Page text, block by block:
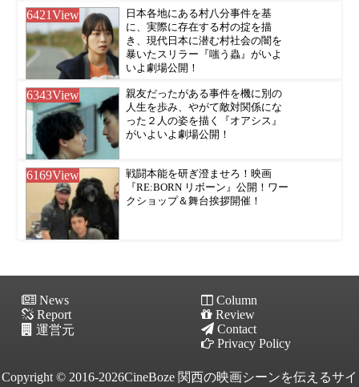
6421View
日本各地にある村八分事件を基
に、実際に存在する村の掟を描
き、現代日本に潜む村社会の闇を
暴いたスリラー『嗤う蟲』がいよ
いよ劇場公開！
6343View
親友だったがある事件を機に別の
人生を歩み、やがて敵対関係にな
った２人の姿を描く『オアシス』
がいよいよ劇場公開！
6169View
戦闘本能を研ぎ澄ませろ！映画
『RE:BORN リボーン』公開！ワー
クショップ＆舞台挨拶開催！
News
Column
Report
Review
運営元
Contact
Privacy Policy
Copyright © 2016-2026CineBoze 関西の映画シーンを伝えるサイ